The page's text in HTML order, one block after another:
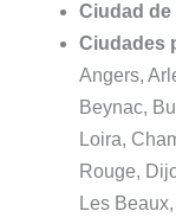
Ciudad de
Ciudades
Angers,
Beynac,
Loira,
Rouge,
Les